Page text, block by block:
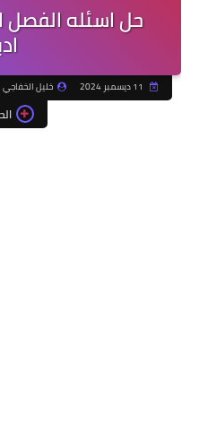
حل اسئله الفصل
خليل الخفاجي